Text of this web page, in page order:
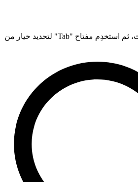
ابدأ الكتابة في مربع البحث، ثم استخدِم مفتاح "Tab" لتحديد خيار من